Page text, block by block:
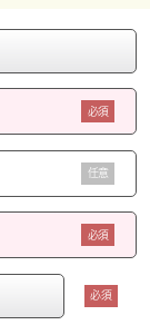
必須
任意
必須
必須